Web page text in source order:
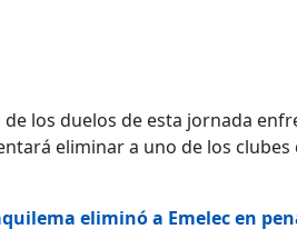
de los duelos de esta jornada
eliminar a uno de los clubes
eliminó a Emelec en